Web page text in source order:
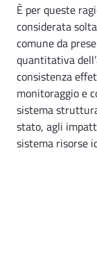
È per queste
considerata
comune da
quantitativa
consistenza
monitoraggio e
sistema
stato, agli
sistema risorse